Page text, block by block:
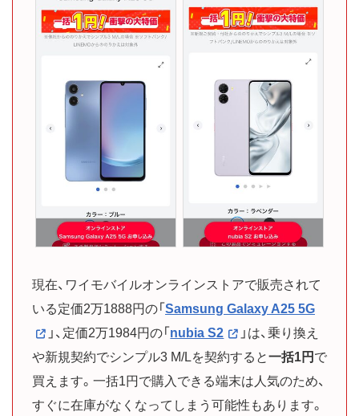
現在、ワイモバイルオンラインストアで販売されて
いる定価2万1888円の「 Samsung Galaxy A25 5G
」、定価2万1984円の「 nubia S2
」は、乗り換え
や新規契約でシンプル3 M/Lを契約すると一括1円 で
買えます。一括1円で購入できる端末は人気のため、
すぐに在庫がなくなってしまう可能性もあります。